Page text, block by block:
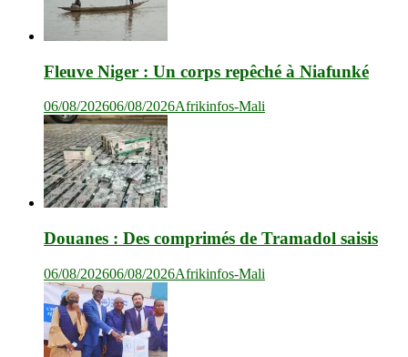
Fleuve Niger : Un corps repêché à Niafunké
06/08/202606/08/2026Afrikinfos-Mali
Douanes : Des comprimés de Tramadol saisis
06/08/202606/08/2026Afrikinfos-Mali